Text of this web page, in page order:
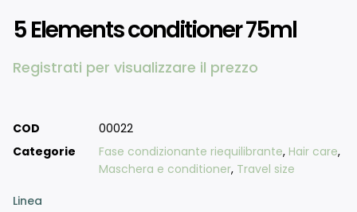
5 Elements conditioner 75ml
Registrati per visualizzare il prezzo
COD
00022
Categorie
Fase condizionante riequilibrante, Hair care,
Maschera e conditioner, Travel size
Linea